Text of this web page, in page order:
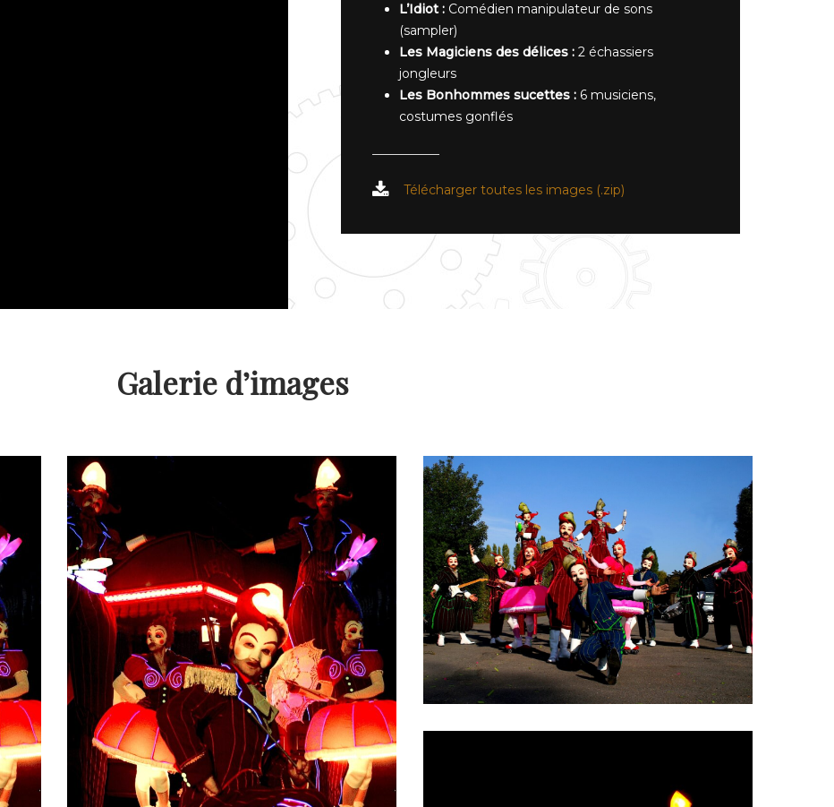
L’Idiot :Comédien manipulateur de sons
(sampler)
Les Magiciens des délices :2 échassiers
jongleurs
Les Bonhommes sucettes :6 musiciens,
costumes gonflés
Télécharger toutes les images (.zip)
Galerie d’images